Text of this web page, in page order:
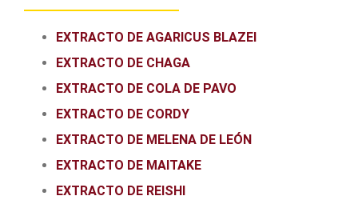
EXTRACTO DE AGARICUS BLAZEI
EXTRACTO DE CHAGA
EXTRACTO DE COLA DE PAVO
EXTRACTO DE CORDY
EXTRACTO DE MELENA DE LEÓN
EXTRACTO DE MAITAKE
EXTRACTO DE REISHI